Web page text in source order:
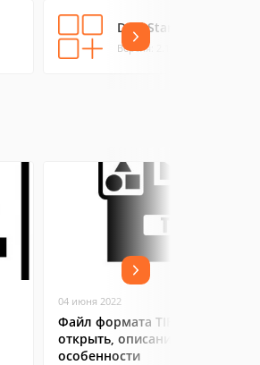
DockStar
Версия: 2.1.17 (6.37 МБ)
04 июня 2022
Файл формата TIF: чем
открыть, описание,
особенности